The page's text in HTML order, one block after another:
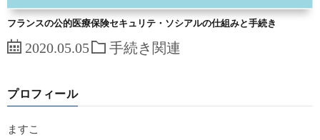
フランスの公的医療保険セキュリテ・ソシアルの仕組みと手続き
2020.05.05 手続き関連
プロフィール
ますこ